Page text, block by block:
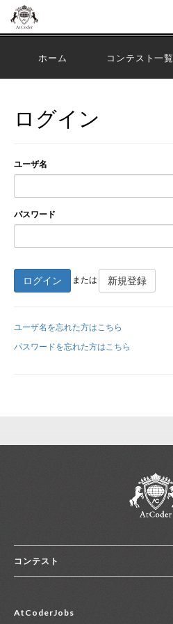
新規登録
ホーム コンテスト一覧
ログイン
ユーザ名
パスワード
ログイン または 新規登録
ユーザ名を忘れた方はこちら
パスワードを忘れた方はこちら
コンテスト
コンテスト一覧
AtCoderJobs